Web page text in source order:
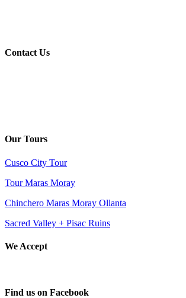
Contact Us
Our Tours
Cusco City Tour
Tour Maras Moray
Chinchero Maras Moray Ollanta
Sacred Valley + Pisac Ruins
We Accept
Find us on Facebook